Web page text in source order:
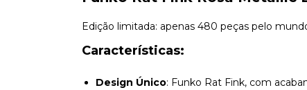
Edição limitada: apenas 480 peças pelo
Características:
Design Único: Funko Rat Fink, com